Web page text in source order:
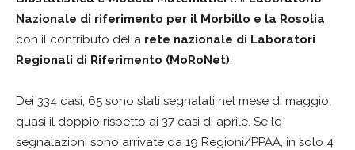
Nazionale di riferimento per il Morbillo e la Rosolia
con il contributo della rete nazionale di Laboratori
Regionali di Riferimento (MoRoNet).
Dei 334 casi, 65 sono stati segnalati nel mese di maggio,
quasi il doppio rispetto ai 37 casi di aprile. Se le
segnalazioni sono arrivate da 19 Regioni/PPAA, in solo 4